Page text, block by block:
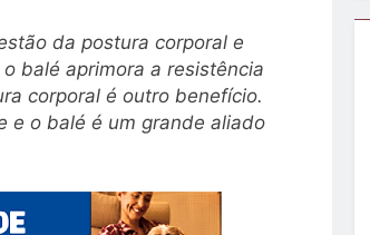
da postura corporal e
balé aprimora a resistência
corporal é outro benefício.
e o balé é um grande aliado